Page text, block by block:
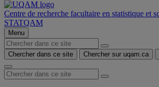
Centre de recherche facultaire en statistique et
STATQAM
Menu
Chercher dans ce site Chercher sur uqam.ca